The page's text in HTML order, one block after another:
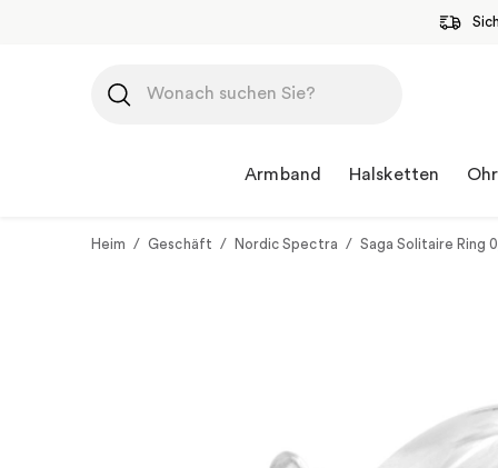
Inhalt
springen
Armband Halsketten
Heim / Geschäft / Nordic Spectra / Saga Solitaire Ring